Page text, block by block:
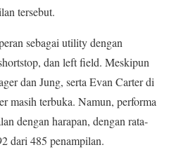
tersebut.
sebagai utility dengan
dan left field. Meskipun
dan Jung, serta Evan Carter di
masih terbuka. Namun, performa
dengan harapan, dengan rata-
dari 485 penampilan.